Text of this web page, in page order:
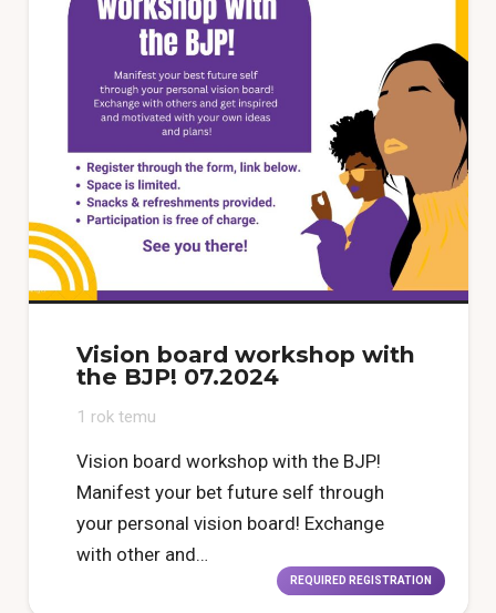
REQUIRED REGISTRATION
Vision board workshop with
the BJP! 07.2024
1 rok temu
Vision board workshop with the BJP!
Manifest your bet future self through
your personal vision board! Exchange
with other and…